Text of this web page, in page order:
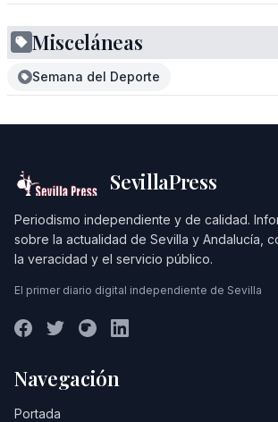
Misceláneas
Semana del Deporte
SevillaPress
Periodismo independiente y de calidad.
sobre la actualidad de Sevilla y Andalucía,
la veracidad y el servicio público.
El primer diario digital independiente de Sevilla
Navegación
Portada